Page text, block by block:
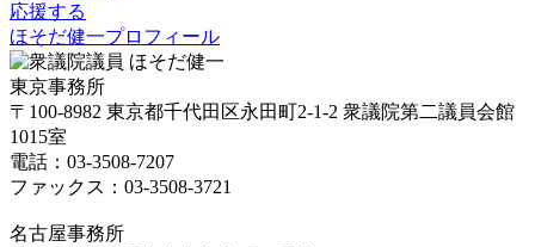
応援する
ほそだ健一プロフィール
東京事務所
〒100-8982 東京都千代田区永田町2-1-2 衆議院第二議員会館
1015室
電話：03-3508-7207
ファックス：03-3508-3721
名古屋事務所